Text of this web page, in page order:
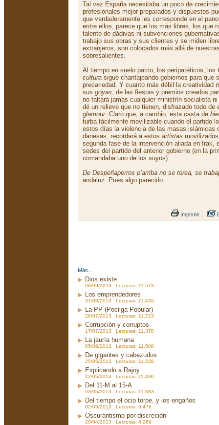
Tal vez España necesitaba un poco de
profesionales mejor preparados y dispuestos
que verdaderamente les corresponde en el
entre ellos, parece que los más libres, los que
talento de dádivas ni subvenciones
trabajo sus obras y sus clientes y se miden
extranjeros, son colocados más allá de
sobresalientes.
Al tiempo en suelo patrio, los peripatéticos,
cultura sigue chantajeando gobiernos para que
precariedad. Y cuanto más débil la creatividad
sus goyas, de las fiestas y premios creados
no faltará jamás cualquier ministrín socialista
dé un relieve que no tienen, disfrazado todo de
glamour. Claro que, a cambio, esta casta de
turba fácilmente movilizable cuando el partido
estos días la violencia de las masas islámicas
danesas, recordará a estos artistas
segunda fase de la intervención aliada en Irak,
sedes del partido del anterior gobierno (en la
comandaba uno de los suyos).
De Despeñaperros p’arriba no se torea, se
andaluz. Pues algo parecido.
Imprimir
Más...
Dios existe
08/09/2013 Lecturas: 11.573
Los emprendedores
31/08/2013 Lecturas: 11.435
La PP (Pocilga Popular)
29/07/2013 Lecturas: 11.723
Corrupción y corruptos
17/07/2013 Lecturas: 11.370
La jauría humana
05/06/2013 Lecturas: 11.508
De gigantes y cabezudos
25/05/2013 Lecturas: 11.538
Explicando a Rajoy
12/05/2013 Lecturas: 11.490
Del 11-M al 15-A
03/05/2013 Lecturas: 11.883
Del tiempo el ocio torpe, y los engaños
02/05/2013 Lecturas: 6.476
Oscurantismo por discreción
20/04/2013 Lecturas: 6.269